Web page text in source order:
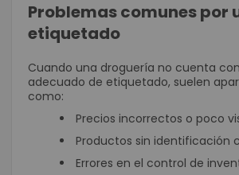
Problemas comunes por
etiquetado
Cuando una droguería no cuenta
adecuado de etiquetado, suelen
como:
Precios incorrectos o poco
Productos sin identificación
Errores en el control de